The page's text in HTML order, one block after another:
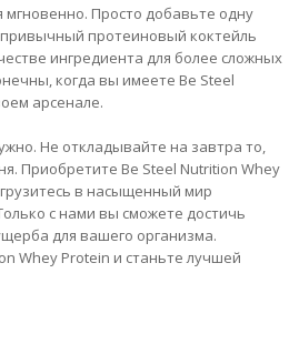
мгновенно. Просто добавьте одну
протеиновый коктейль
ингредиента для более сложных
когда вы имеете Be Steel
арсенале.
Не откладывайте на завтра то,
Приобретите Be Steel Nutrition Whey
в насыщенный мир
с нами вы сможете достичь
для вашего организма.
Whey Protein и станьте лучшей